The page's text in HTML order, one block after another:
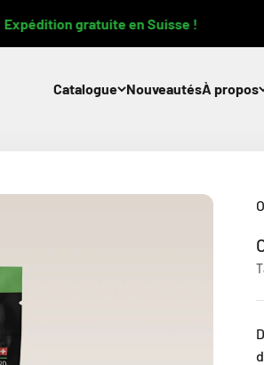
Expédition gratuite en Suisse !
Catalogue NouveautésÀ propos